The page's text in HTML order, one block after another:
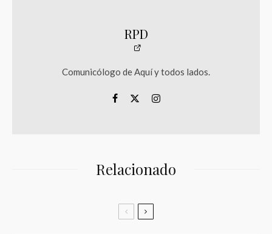
RPD
Comunicólogo de Aquí y todos lados.
Relacionado